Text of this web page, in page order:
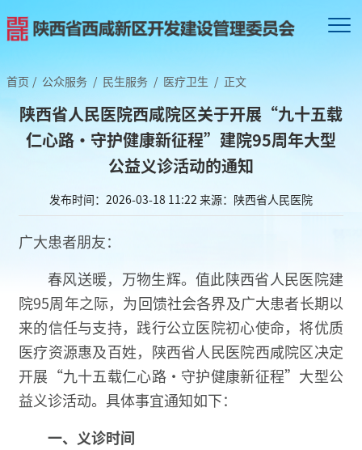
首页 / 公众服务 / 民生服务 / 医疗卫生 / 正文
陕西省人民医院西咸院区关于开展“九十五载
仁心路·守护健康新征程”建院95周年大型
公益义诊活动的通知
发布时间：2026-03-18 11:22 来源：陕西省人民医院
广大患者朋友：
春风送暖，万物生辉。值此陕西省人民医院建
院95周年之际，为回馈社会各界及广大患者长期以
来的信任与支持，践行公立医院初心使命，将优质
医疗资源惠及百姓，陕西省人民医院西咸院区决定
开展“九十五载仁心路·守护健康新征程”大型公
益义诊活动。具体事宜通知如下：
一、 义诊时间